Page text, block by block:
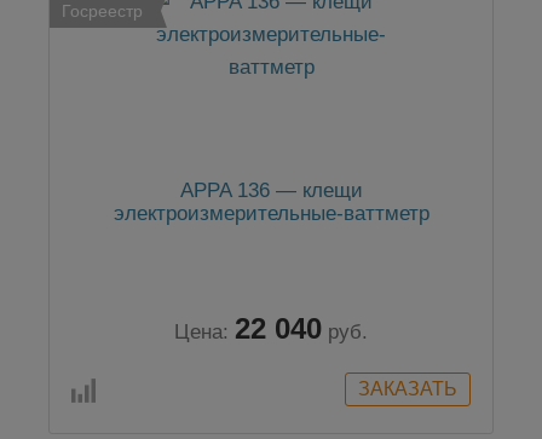
Госреестр
APPA 136 — клещи
электроизмерительные-ваттметр
Цена: 22 040 руб.